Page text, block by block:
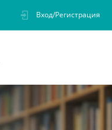
Вход/Регистрация